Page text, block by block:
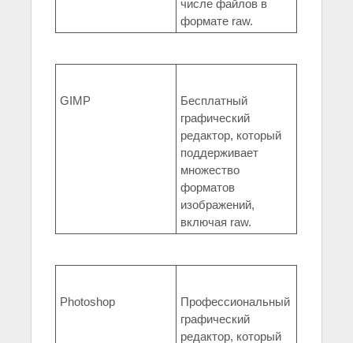
числе файлов в
формате raw.
GIMP
Бесплатный
графический
редактор, который
поддерживает
множество
форматов
изображений,
включая raw.
Photoshop
Профессиональный
графический
редактор, который